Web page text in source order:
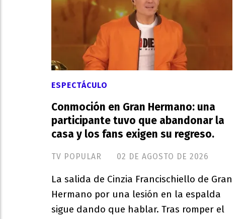
Conmoción en Gran Hermano: una
participante tuvo que abandonar la
casa y los fans exigen su regreso.
TV POPULAR
ESPECTÁCULO
02 DE AGOSTO DE 2026
La salida de Cinzia Francischiello de Gran
Hermano por una lesión en la espalda
sigue dando que hablar. Tras romper el